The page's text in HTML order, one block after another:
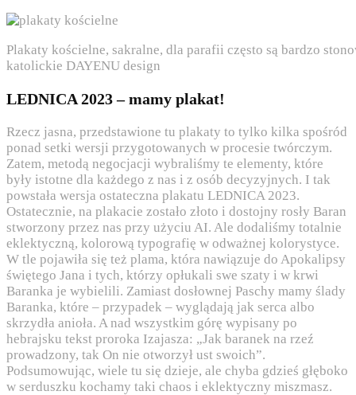
Plakaty kościelne, sakralne, dla parafii często są bardzo
katolickie DAYENU design
LEDNICA 2023 – mamy plakat!
Rzecz jasna, przedstawione tu plakaty to tylko kilka spośród
ponad setki wersji przygotowanych w procesie twórczym.
Zatem, metodą negocjacji wybraliśmy te elementy, które
były istotne dla każdego z nas i z osób decyzyjnych. I tak
powstała wersja ostateczna plakatu LEDNICA 2023.
Ostatecznie, na plakacie zostało złoto i dostojny rosły Baran
stworzony przez nas przy użyciu AI. Ale dodaliśmy totalnie
eklektyczną, kolorową typografię w odważnej kolorystyce.
W tle pojawiła się też plama, która nawiązuje do Apokalipsy
świętego Jana i tych, którzy opłukali swe szaty i w krwi
Baranka je wybielili. Zamiast dosłownej Paschy mamy ślady
Baranka, które – przypadek – wyglądają jak serca albo
skrzydła anioła. A nad wszystkim górę wypisany po
hebrajsku tekst proroka Izajasza: „Jak baranek na rzeź
prowadzony, tak On nie otworzył ust swoich”.
Podsumowując, wiele tu się dzieje, ale chyba gdzieś głęboko
w serduszku kochamy taki chaos i eklektyczny miszmasz.